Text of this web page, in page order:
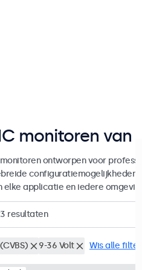
monitoren van
ontworpen voor
configuratiemogelijkheden
elke applicatie en iedere omgeving.
resultaten
9-36 Volt Wis alle filters